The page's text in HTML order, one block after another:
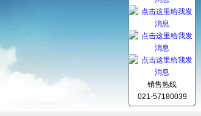
销售热线
021-57180039